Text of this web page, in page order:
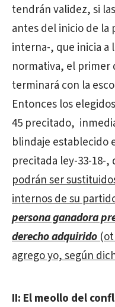
tendrán validez, si
antes del inicio de la
interna-, que inicia a
normativa, el primer
terminará con la
Entonces los
45 precitado,
blindaje establecido
precitada ley-33-18-,
podrán ser
internos de su
persona ganadora
derecho adquirido
agrego yo, según
II: El meollo del